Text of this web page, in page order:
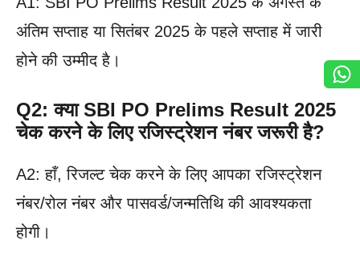
अंतिम सप्ताह या सितंबर 2025 के पहले सप्ताह में जारी
होने की उम्मीद है।
Q2: क्या SBI PO Prelims Result 2025
चेक करने के लिए रजिस्ट्रेशन नंबर जरूरी है?
A2: हाँ, रिजल्ट चेक करने के लिए आपका रजिस्ट्रेशन
नंबर/रोल नंबर और पासवर्ड/जन्मतिथि की आवश्यकता
होगी।